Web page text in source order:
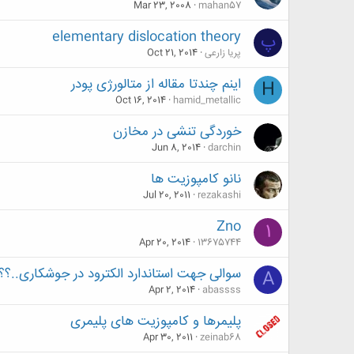
mahan57
Mar 23, 2008
پ elementary dislocation theory
پریا زارعی Oct 21, 2014
H اینم چندتا مقاله از متالورژی پودر
hamid_metallic
Oct 16, 2014
خوردگی تنشی در مخازن
darchin
Jun 8, 2014
نانو کامپوزیت ها
rezakashi
Jul 20, 2011
1
Zno
13675744
Apr 20, 2014
A سوالی جهت استاندارد الکترود در
abassss
Apr 2, 2014
پلیمرها و کامپوزیت های پلیمری
zeinab68
Apr 30, 2011